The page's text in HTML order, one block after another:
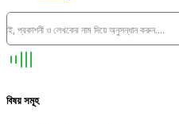
বিষয় সমূহ